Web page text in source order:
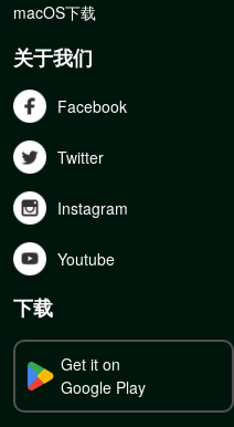
macOS下载
关于我们
Facebook
Twitter
Instagram
Youtube
下载
Get it on
Google Play